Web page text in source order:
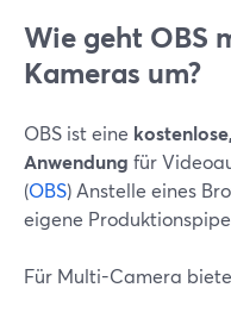
Wie geht OBS
Kameras um?
OBS ist eine
Anwendung für
(OBS) Anstelle eines
eigene
Für Multi-Camera